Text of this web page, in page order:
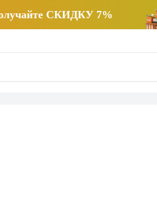
СКИДКУ 7%